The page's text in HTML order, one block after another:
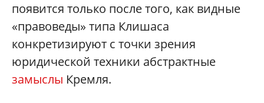
появится только после того, как видные
«правоведы» типа Клишаса
конкретизируют с точки зрения
юридической техники абстрактные
замыслы Кремля.